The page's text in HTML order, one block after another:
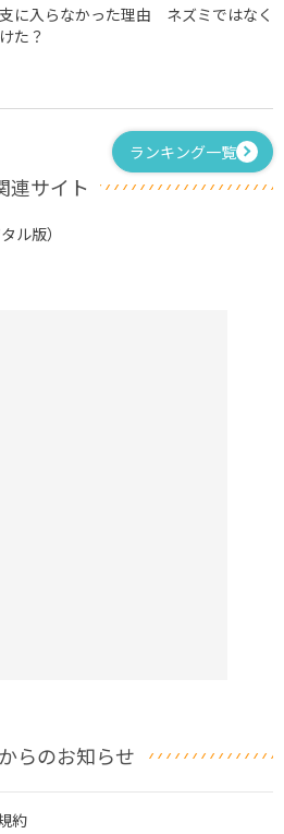
に入らなかった理由 ネズミではなく
た？
ランキング一覧
連サイト
ル版）
らのお知らせ
約